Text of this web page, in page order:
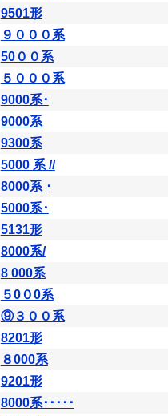
9501形
９０００系
50００系
５０００系
9000系･
9000系
9300系
5000 系 //
8000系 ･
5000系･
5131形
8000系/
8 000系
５0０0系
⑨３００系
8201形
８000系
9201形
8000系･････